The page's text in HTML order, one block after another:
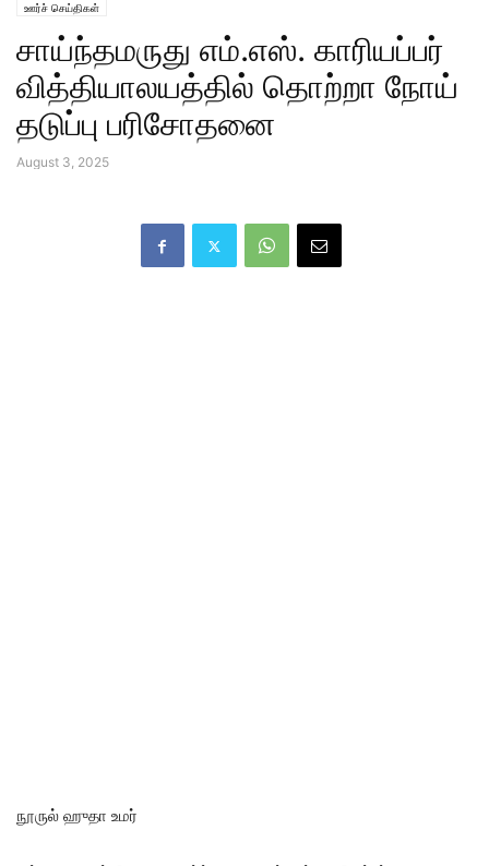
ஊர்ச் செய்திகள்
சாய்ந்தமருது எம்.எஸ். காரியப்பர்
வித்தியாலயத்தில் தொற்றா நோய்
தடுப்பு பரிசோதனை
August 3, 2025
நூருல் ஹுதா உமர்